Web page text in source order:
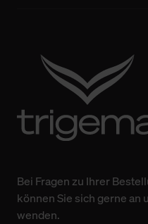
Bei Fragen zu Ihrer
können Sie sich gerne an
wenden.